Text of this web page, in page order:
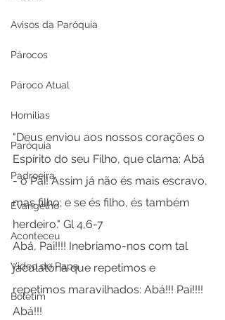
Avisos da Paróquia
Párocos
Pároco Atual
Homilias
Paróquia
Padroeira
Evangelho
Aconteceu
Video do Papa
Boletim
"Deus enviou aos nossos corações o
Espírito do seu Filho, que clama: Abá
- ó Pai! Assim já não és mais escravo,
mas filho; e se és filho, és também
herdeiro." Gl 4,6-7
Abá, Pai!!!! Inebriamo-nos com tal
jaculatória que repetimos e
repetimos maravilhados: Abá!!! Pai!!!!
Abá!!!